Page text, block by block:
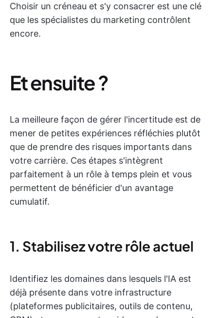
Choisir un créneau et s'y consacrer est une clé
que les spécialistes du marketing contrôlent
encore.
Et ensuite ?
La meilleure façon de gérer l'incertitude est de
mener de petites expériences réfléchies plutôt
que de prendre des risques importants dans
votre carrière. Ces étapes s'intègrent
parfaitement à un rôle à temps plein et vous
permettent de bénéficier d'un avantage
cumulatif.
1. Stabilisez votre rôle actuel
Identifiez les domaines dans lesquels l'IA est
déjà présente dans votre infrastructure
(plateformes publicitaires, outils de contenu,